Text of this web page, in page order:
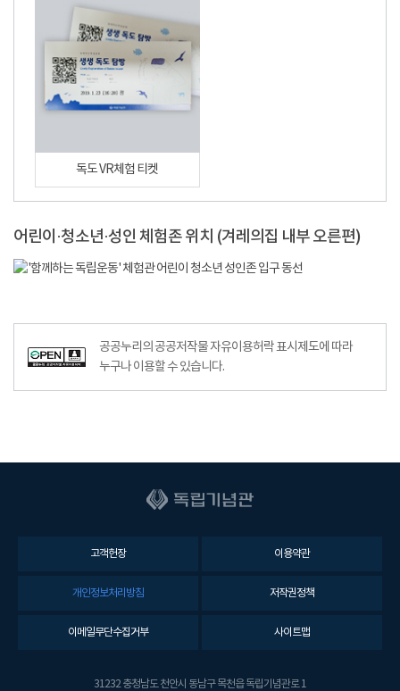
독도 VR체험 티켓
어린이·청소년·성인 체험존 위치 (겨레의집 내부 오른편)
공공누리공공저작물자유이용허락–출처표시이미지
공공누리의 공공저작물 자유이용허락 표시제도에 따라
누구나 이용할 수 있습니다.
고객헌장 이용약관
개인정보처리방침 저작권정책
이메일무단수집거부 사이트맵
31232 충청남도 천안시 동남구 목천읍 독립기념관로 1